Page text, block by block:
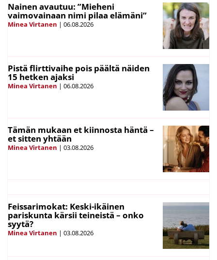
Nainen avautuu: ”Mieheni
vaimovainaan nimi pilaa elämäni”
Minea Virtanen | 06.08.2026
Pistä flirttivaihe pois päältä näiden
15 hetken ajaksi
Minea Virtanen | 06.08.2026
Tämän mukaan et kiinnosta häntä –
et sitten yhtään
Minea Virtanen | 03.08.2026
Feissarimokat: Keski-ikäinen
pariskunta kärsii teineistä – onko
syytä?
Minea Virtanen | 03.08.2026